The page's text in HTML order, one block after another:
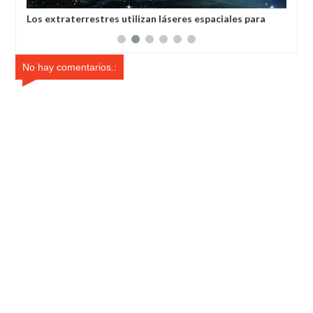
Los extraterrestres utilizan láseres espaciales para
No hay comentarios.: